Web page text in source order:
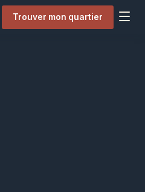
Trouver mon quartier